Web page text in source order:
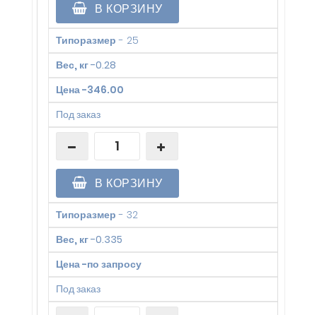
В КОРЗИНУ
Типоразмер - 25
Вес, кг-0.28
Цена-346.00
Под заказ
В КОРЗИНУ
Типоразмер - 32
Вес, кг-0.335
Цена-по запросу
Под заказ